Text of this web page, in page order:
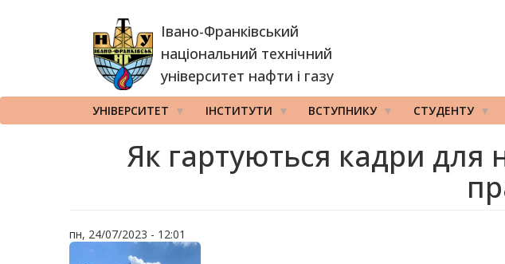
Івано-Франківський
національний технічний
університет нафти і газу
УНІВЕРСИТЕТ ІНСТИТУТИ ВСТУПНИКУ СТУДЕНТУ
Як гартуються кадри для
пн, 24/07/2023 - 12:01